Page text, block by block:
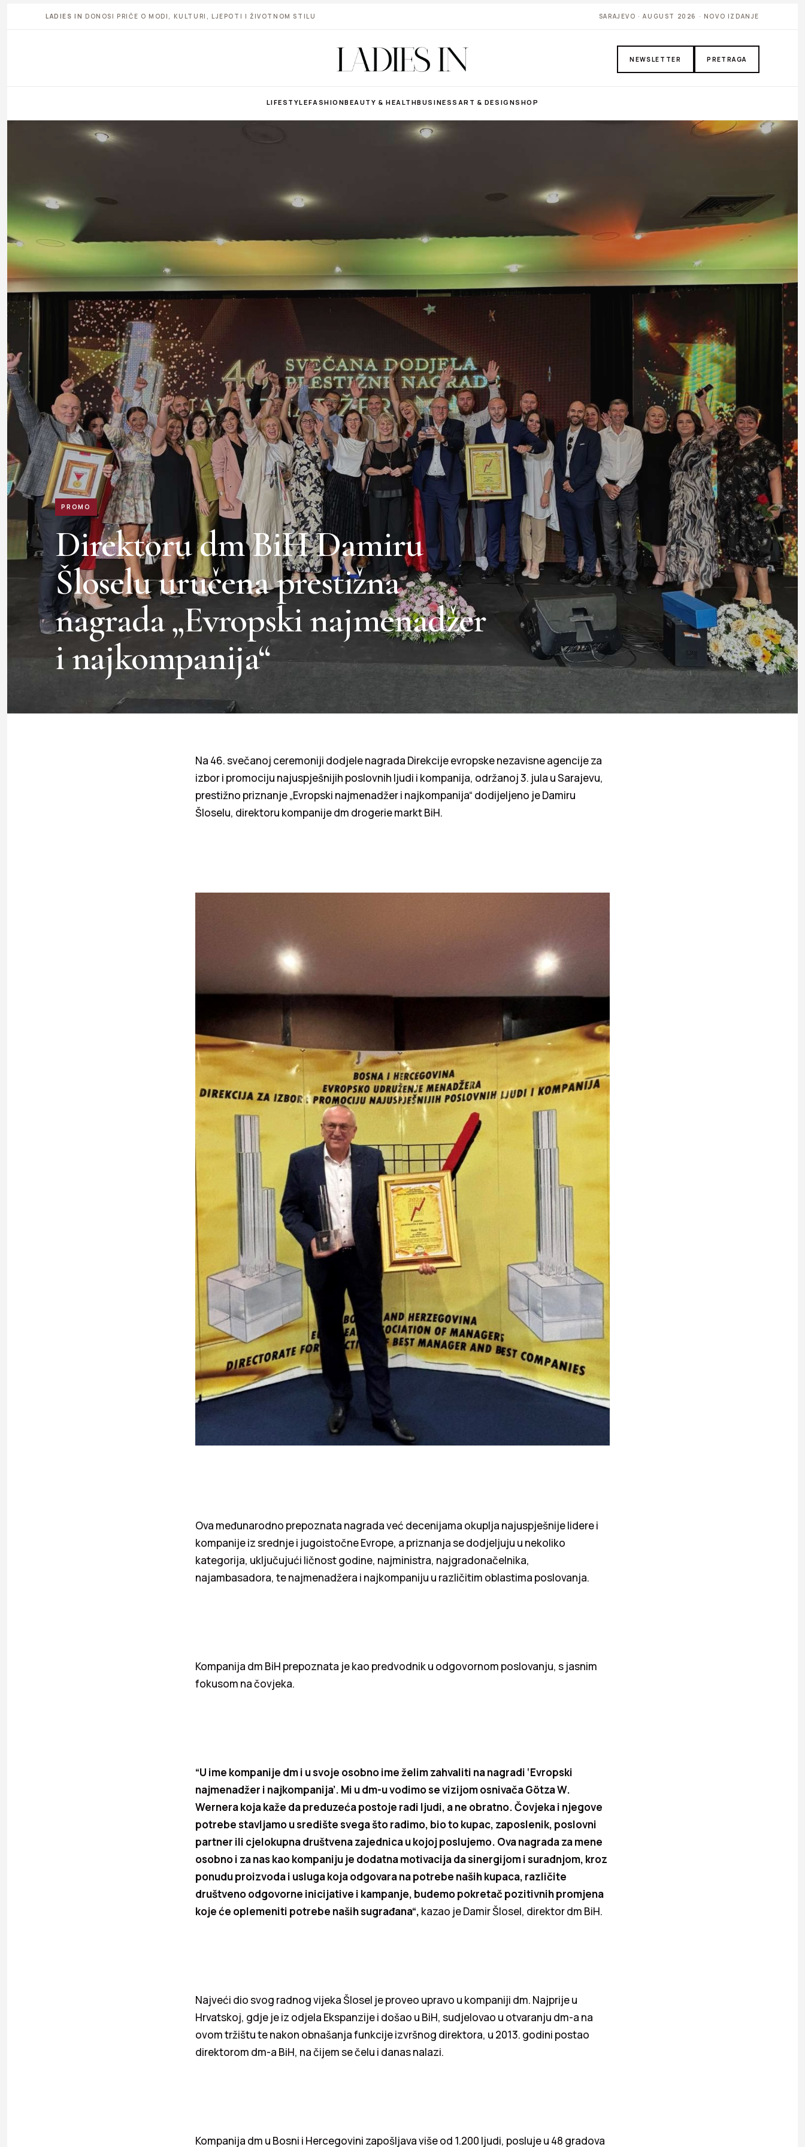
LADIES IN DONOSI PRIČE O MODI, KULTURI, LJEPOTI I ŽIVOTNOM STILU SARAJEVO · AUGUST 2026 · NOVO IZDANJE
NEWSLETTER PRETRAGA
LIFESTYLEFASHIONBEAUTY & HEALTHBUSINESS ART & DESIGNSHOP
PROMO
Direktoru dm BiH Damiru
Šloselu uručena prestižna
nagrada „Evropski najmenadžer
i najkompanija“
Na 46. svečanoj ceremoniji dodjele nagrada Direkcije evropske nezavisne agencije za
izbor i promociju najuspješnijih poslovnih ljudi i kompanija, održanoj 3. jula u Sarajevu,
prestižno priznanje „Evropski najmenadžer i najkompanija“ dodijeljeno je Damiru
Šloselu, direktoru kompanije dm drogerie markt BiH.
Ova međunarodno prepoznata nagrada već decenijama okuplja najuspješnije lidere i
kompanije iz srednje i jugoistočne Evrope, a priznanja se dodjeljuju u nekoliko
kategorija, uključujući ličnost godine, najministra, najgradonačelnika,
najambasadora, te najmenadžera i najkompaniju u različitim oblastima poslovanja.
Kompanija dm BiH prepoznata je kao predvodnik u odgovornom poslovanju, s jasnim
fokusom na čovjeka.
“U ime kompanije dm i u svoje osobno ime želim zahvaliti na nagradi ‘Evropski
najmenadžer i najkompanija’. Mi u dm-u vodimo se vizijom osnivača Götza W.
Wernera koja kaže da preduzeća postoje radi ljudi, a ne obratno. Čovjeka i njegove
potrebe stavljamo u središte svega što radimo, bio to kupac, zaposlenik, poslovni
partner ili cjelokupna društvena zajednica u kojoj poslujemo. Ova nagrada za mene
osobno i za nas kao kompaniju je dodatna motivacija da sinergijom i suradnjom, kroz
ponudu proizvoda i usluga koja odgovara na potrebe naših kupaca, različite
društveno odgovorne inicijative i kampanje, budemo pokretač pozitivnih promjena
koje će oplemeniti potrebe naših sugrađana“, kazao je Damir Šlosel, direktor dm BiH.
Najveći dio svog radnog vijeka Šlosel je proveo upravo u kompaniji dm. Najprije u
Hrvatskoj, gdje je iz odjela Ekspanzije i došao u BiH, sudjelovao u otvaranju dm-a na
ovom tržištu te nakon obnašanja funkcije izvršnog direktora, u 2013. godini postao
direktorom dm-a BiH, na čijem se čelu i danas nalazi.
Kompanija dm u Bosni i Hercegovini zapošljava više od 1.200 ljudi, posluje u 48 gradova